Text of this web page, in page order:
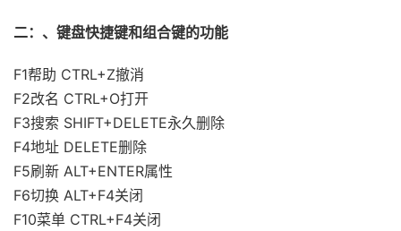
二：、键盘快捷键和组合键的功能
F1帮助 CTRL+Z撤消
F2改名 CTRL+O打开
F3搜索 SHIFT+DELETE永久删除
F4地址 DELETE删除
F5刷新 ALT+ENTER属性
F6切换 ALT+F4关闭
F10菜单 CTRL+F4关闭